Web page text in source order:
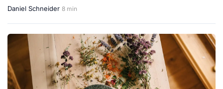
Daniel Schneider 8 min